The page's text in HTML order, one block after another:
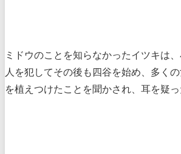
ミドウのことを知らなかったイツキは
人を犯してその後も四谷を始め、多く
を植えつけたことを聞かされ、耳を疑っ